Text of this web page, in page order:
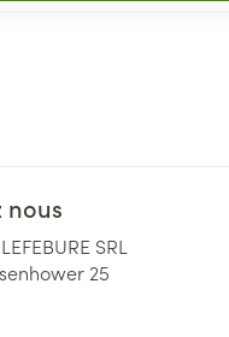
nous
SRL
25